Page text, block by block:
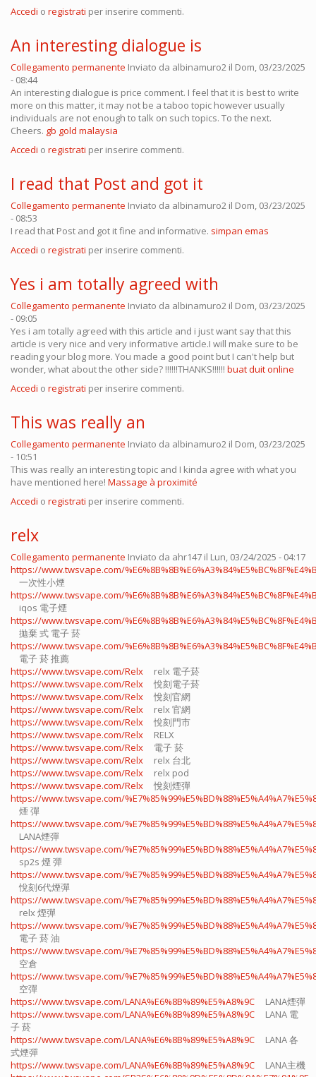
Accedi o registrati per inserire commenti.
An interesting dialogue is
Collegamento permanente Inviato da albinamuro2 il Dom, 03/23/2025
- 08:44
An interesting dialogue is price comment. I feel that it is best to write
more on this matter, it may not be a taboo topic however usually
individuals are not enough to talk on such topics. To the next.
Cheers. gb gold malaysia
Accedi o registrati per inserire commenti.
I read that Post and got it
Collegamento permanente Inviato da albinamuro2 il Dom, 03/23/2025
- 08:53
I read that Post and got it fine and informative. simpan emas
Accedi o registrati per inserire commenti.
Yes i am totally agreed with
Collegamento permanente Inviato da albinamuro2 il Dom, 03/23/2025
- 09:05
Yes i am totally agreed with this article and i just want say that this
article is very nice and very informative article.I will make sure to be
reading your blog more. You made a good point but I can't help but
wonder, what about the other side? !!!!!!THANKS!!!!!! buat duit online
Accedi o registrati per inserire commenti.
This was really an
Collegamento permanente Inviato da albinamuro2 il Dom, 03/23/2025
- 10:51
This was really an interesting topic and I kinda agree with what you
have mentioned here! Massage à proximité
Accedi o registrati per inserire commenti.
relx
Collegamento permanente Inviato da ahr147 il Lun, 03/24/2025 - 04:17
https://www.twsvape.com/
一次性小煙
https://www.twsvape.com/
iqos 電子煙​
https://www.twsvape.com/
拋棄 式 電子 菸​
https://www.twsvape.com/
電子 菸 推薦
https://www.twsvape.com/Relx relx 電子菸
https://www.twsvape.com/Relx 悅刻電子菸
https://www.twsvape.com/Relx 悅刻官網
https://www.twsvape.com/Relx relx 官網
https://www.twsvape.com/Relx 悅刻門市
https://www.twsvape.com/Relx RELX
https://www.twsvape.com/Relx 電子 菸
https://www.twsvape.com/Relx relx 台北
https://www.twsvape.com/Relx relx pod
https://www.twsvape.com/Relx 悅刻煙彈
https://www.twsvape.com/
煙 彈
https://www.twsvape.com/
LANA煙彈
https://www.twsvape.com/
sp2s 煙 彈​
https://www.twsvape.com/
悅刻6代煙彈
https://www.twsvape.com/
relx 煙彈
https://www.twsvape.com/
電子 菸 油
https://www.twsvape.com/
空倉
https://www.twsvape.com/
空彈
https://www.twsvape.com/LANA%E6%8B%89%E5%A8%9C LANA煙彈
https://www.twsvape.com/LANA%E6%8B%89%E5%A8%9C LANA 電
子 菸​
https://www.twsvape.com/LANA%E6%8B%89%E5%A8%9C LANA 各
式煙彈
https://www.twsvape.com/LANA%E6%8B%89%E5%A8%9C LANA主機